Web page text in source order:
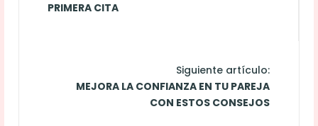
PRIMERA CITA
Siguiente artículo:
MEJORA LA CONFIANZA EN TU PAREJA
CON ESTOS CONSEJOS